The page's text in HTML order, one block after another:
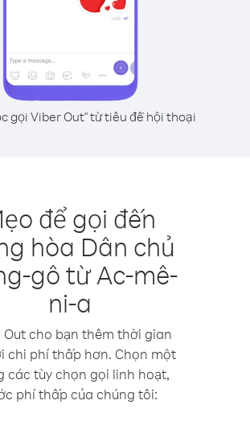
gọi Viber Out" từ tiêu đề hội thoại
để gọi đến
hòa Dân chủ
gô từ Ac-mê-
ni-a
Out cho bạn thêm thời gian
chi phí thấp hơn. Chọn một
các tùy chọn gọi linh hoạt,
phí thấp của chúng tôi: